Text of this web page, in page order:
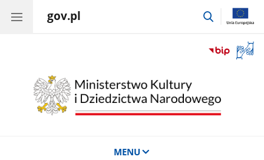
gov.pl
przejdź
okno
MENU